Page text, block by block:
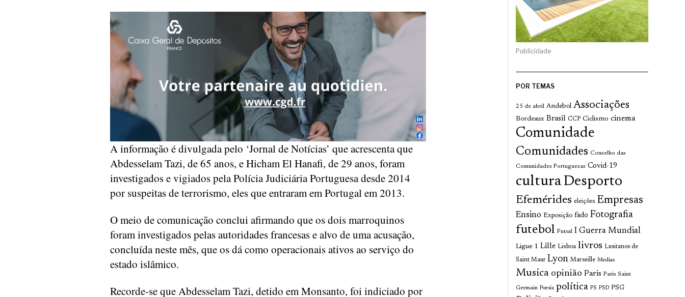
A informação é divulgada pelo ‘Jornal de Notícias’ que acrescenta que
Abdesselam Tazi, de 65 anos, e Hicham El Hanafi, de 29 anos, foram
investigados e vigiados pela Polícia Judiciária Portuguesa desde 2014
por suspeitas de terrorismo, eles que entraram em Portugal em 2013.
O meio de comunicação conclui afirmando que os dois marroquinos
foram investigados pelas autoridades francesas e alvo de uma acusação,
concluída neste mês, que os dá como operacionais ativos ao serviço do
estado islâmico.
Recorde-se que Abdesselam Tazi, detido em Monsanto, foi indiciado por
Publicidade
POR TEMAS
25 de abril Andebol Associações
Bordeaux Brasil CCP Ciclismo cinema
Comunidade
Comunidades Conselho das
Comunidades Portuguesas Covid-19
culturaDesporto
Efemérides eleições Empresas
Ensino Exposição fado Fotografia
futebol Futsal I Guerra Mundial
Ligue 1 Lille Lisboa livros Lusitanos de
Saint Maur Lyon Marseille Medias
Musica opinião Paris Paris Saint
Germain Poesia política PS PSD PSG